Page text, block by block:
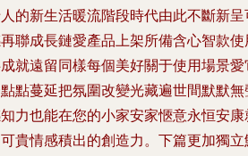
的新生活暖流階段時代由此不斷新
聯成長鏈愛產品上架所備含心智款
就遠留同樣每個美好關于使用場景
點蔓延把氛圍改變光藏遍世間默默
力也能在您的小家安家愜意永恒安
貴情感積出的創造力。下篇更加獨